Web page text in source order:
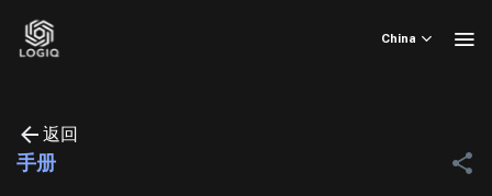
China
返回
手册